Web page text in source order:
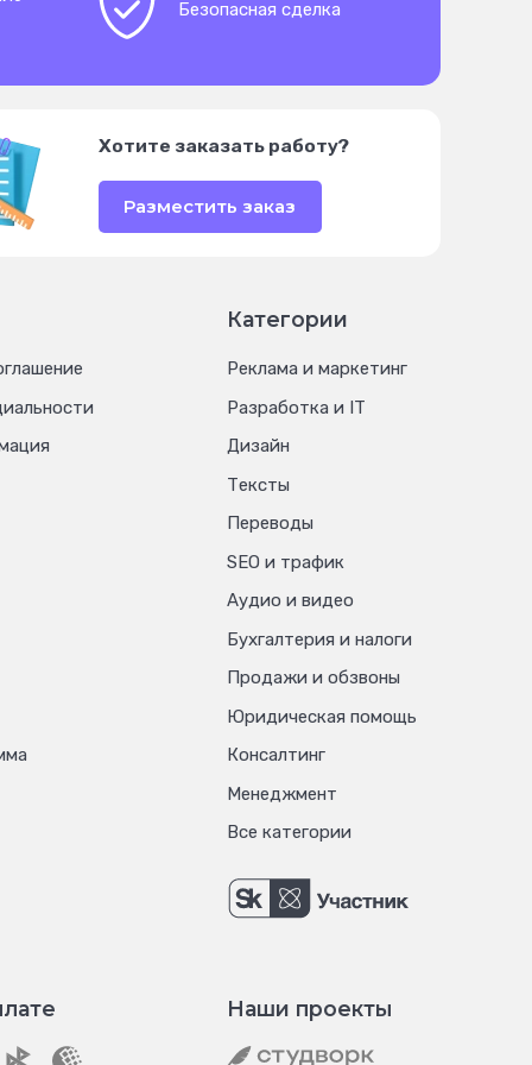
Безопасная сделка
Хотите заказать работу?
Разместить заказ
Категории
Реклама и маркетинг
Разработка и IT
Дизайн
Тексты
Переводы
SEO и трафик
Аудио и видео
Бухгалтерия и налоги
Продажи и обзвоны
Юридическая помощь
Консалтинг
Менеджмент
Все категории
Наши проекты